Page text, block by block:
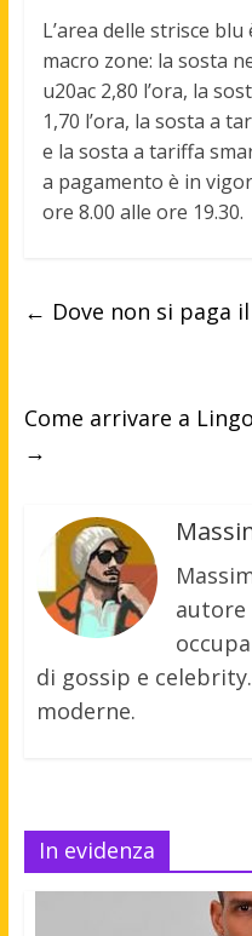
L’area delle strisce
macro zone: la sosta
u20ac 2,80 l’ora, la
1,70 l’ora, la sosta a
e la sosta a tariffa
a pagamento è in
ore 8.00 alle ore 19.30.
← Dove non si paga
Come arrivare a
→
di gossip e
moderne.
In evidenza